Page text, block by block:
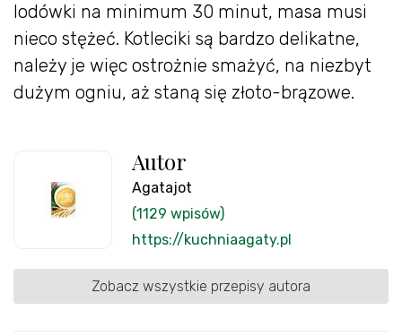
lodówki na minimum 30 minut, masa musi
nieco stężeć. Kotleciki są bardzo delikatne,
należy je więc ostrożnie smażyć, na niezbyt
dużym ogniu, aż staną się złoto-brązowe.
Autor
Agatajot
(1129 wpisów)
https://kuchniaagaty.pl
Zobacz wszystkie przepisy autora